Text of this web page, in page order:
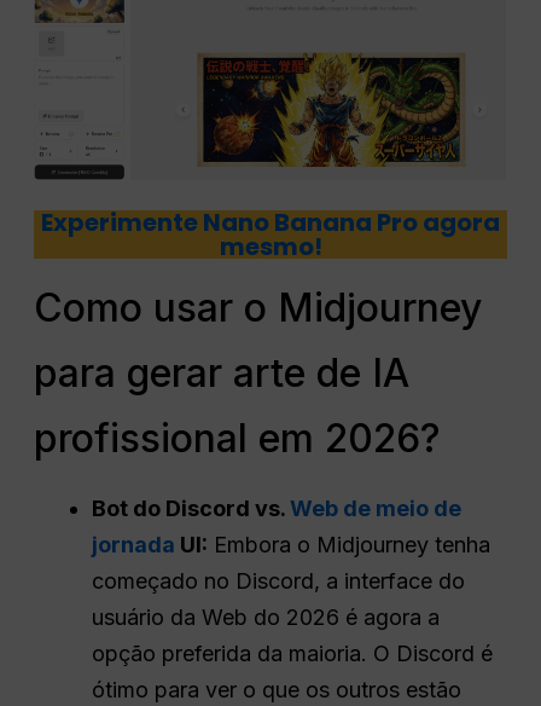
Experimente Nano Banana Pro agora
mesmo!
Como usar o Midjourney
para gerar arte de IA
profissional em 2026?
Bot do Discord vs.Web de meio de
jornada UI: Embora o Midjourney tenha
começado no Discord, a interface do
usuário da Web do 2026 é agora a
opção preferida da maioria. O Discord é
ótimo para ver o que os outros estão